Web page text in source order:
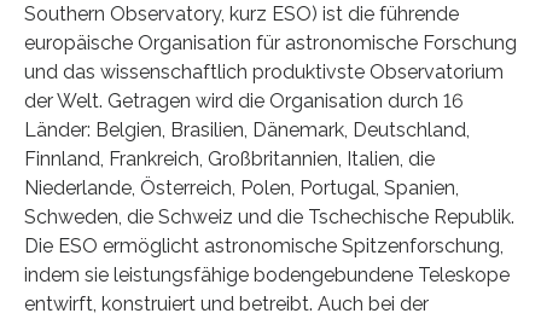
Southern Observatory, kurz ESO) ist die führende
europäische Organisation für astronomische Forschung
und das wissenschaftlich produktivste Observatorium
der Welt. Getragen wird die Organisation durch 16
Länder: Belgien, Brasilien, Dänemark, Deutschland,
Finnland, Frankreich, Großbritannien, Italien, die
Niederlande, Österreich, Polen, Portugal, Spanien,
Schweden, die Schweiz und die Tschechische Republik.
Die ESO ermöglicht astronomische Spitzenforschung,
indem sie leistungsfähige bodengebundene Teleskope
entwirft, konstruiert und betreibt. Auch bei der